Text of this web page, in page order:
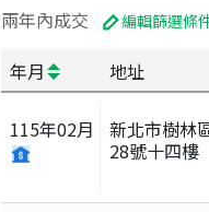
兩年內成交 編輯篩選條
年月 地址
115年02月
新北市樹林
28號十四樓